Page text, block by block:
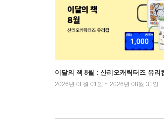
이달의 책 8월 : 산리오캐릭터즈 유리
2026년 08월 01일 ~ 2026년 08월 31일